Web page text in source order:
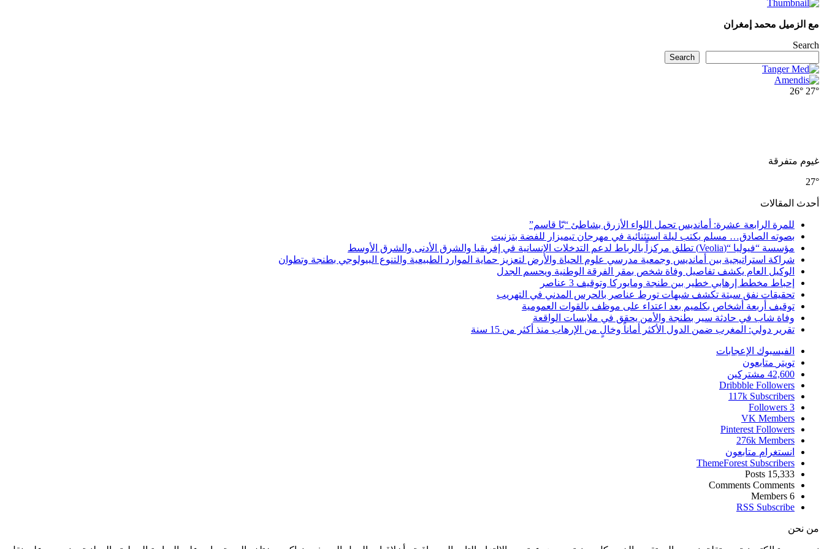
مع الزميل محمد إمغران
Search
Search
27°
26°
غيوم متفرقة
27°
أحدث المقالات
للمرة الرابعة عشرة: أمانديس تحمل اللواء الأزرق بشاطئ “بّا قاسم”
بصوته الصادق… مسلم يكتب ليلة استثنائية في مهرجان تيميزار للفضة بتزنيت
مؤسسة “فيوليا “(Veolia) تطلق مركزاً بالرباط لدعم التدخلات الإنسانية في إفريقيا والشرق الأدنى والشرق الأوسط
شراكة استراتيجية بين أمانديس وجمعية مدرسي علوم الحياة والأرض لتعزيز حماية الموارد الطبيعية والتنوع البيولوجي بطنجة وتطوان
الوكيل العام يكشف تفاصيل وفاة شخص بمقر الفرقة الوطنية ويحسم الجدل
إحباط مخطط إرهابي خطير بين طنجة ومايوركا وتوقيف 3 عناصر
تحقيقات نفق سبتة تكشف شبهات تورط عناصر بالحرس المدني في التهريب
توقيف أربعة أشخاص بكلميم بعد اعتداء على موظف بالقوات العمومية
وفاة شاب في حادثة سير بطنجة والأمن يحقق في ملابسات الواقعة
تقرير دولي: المغرب ضمن الدول الأكثر أماناً وخالٍ من الإرهاب منذ أكثر من 15 سنة
الفيسبوك الإعجابات
تويتر متابعون
42,600 مشتركين
Dribbble Followers
117k Subscribers
3
Followers
VK Members
Pinterest Followers
276k Members
انستغرام متابعون
ThemeForest Subscribers
15,333
Posts
Comments Comments
6
Members
RSS Subscribe
من نحن